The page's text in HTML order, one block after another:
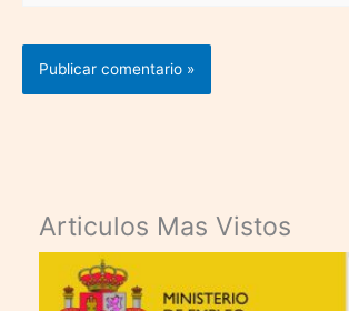
Articulos Mas Vistos